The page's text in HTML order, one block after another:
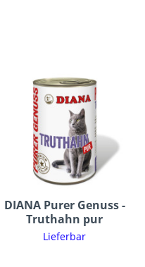
DIANA Purer Genuss -
Truthahn pur
Lieferbar